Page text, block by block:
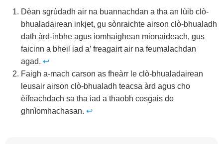
Dèan sgrùdadh air na buannachdan a tha an lùib clò-
bhualadairean inkjet, gu sònraichte airson clò-bhualadh
dath àrd-inbhe agus ìomhaighean mionaideach, gus
faicinn a bheil iad a’ freagairt air na feumalachdan
agad. ↩
Faigh a-mach carson as fheàrr le clò-bhualadairean
leusair airson clò-bhualadh teacsa àrd agus cho
èifeachdach sa tha iad a thaobh cosgais do
ghnìomhachasan. ↩